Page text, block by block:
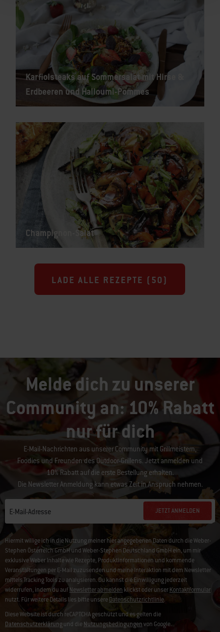
Karfiolsteaks auf Sommersalat mit Hirse &
Erdbeeren und Halloumi-Pommes
Champignon-Salat
LADE ALLE REZEPTE ( 50 )
Melde dich zu unserer
Community an: 10% Rabatt
nur für dich
E-Mail-Nachrichten aus unserer Community mit Grillmeistern,
Foodies und Freunden des Outdoor-Grillens. Jetzt anmelden und
10% Rabatt auf die erste Bestellung erhalten.
Die Newsletter Anmeldung kann etwas Zeit in Anspruch nehmen.
E-Mail-Adresse JETZT ANMELDEN
Hiermit willige ich in die Nutzung meiner hier angegebenen Daten durch die Weber-
Stephen Österreich GmbH und Weber-Stephen Deutschland GmbH ein, um mir
exklusive Weber Inhalte wie Rezepte, Produktinformationen und kommende
Veranstaltungen per E-Mail zuzusenden und meine Interaktion mit dem Newsletter
mittels Tracking Tools zu analysieren. Du kannst die Einwilligung jederzeit
widerrufen, indem du aufNewsletter abmelden klickst oder unserKontaktformular
nutzt. Für weitere Details lies bitte unsereDatenschutzrichtlinie.
Diese Website ist durch reCAPTCHA geschützt und es gelten die
Datenschutzerklärungund dieNutzungsbedingungenvon Google.